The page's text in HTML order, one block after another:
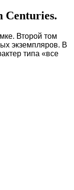
Centuries.
Второй том
экземпляров. В
типа «все